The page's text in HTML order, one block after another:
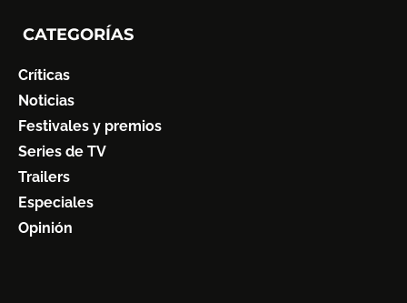
CATEGORÍAS
Críticas
Noticias
Festivales y premios
Series de TV
Trailers
Especiales
Opinión